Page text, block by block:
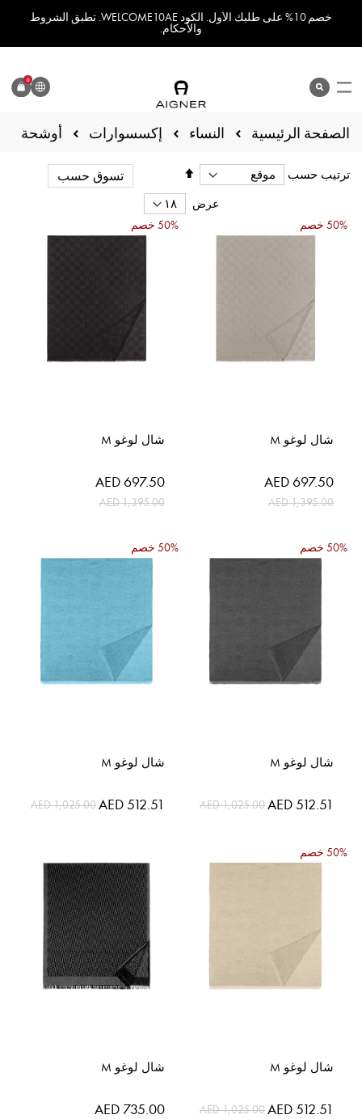
خصم 10% على طلبك الأول. الكود WELCOME10AE. تطبق الشروط
والأحكام.
search
0المنتج
اللغة
الصفحة الرئيسية النساء إكسسوارات أوشحة
ترتيب حسب
تحديد
التنازلي
عرض
50% خصم
شال لوغو M
السعر
الخاص
AED 697.50
AED 1,395.00
50% خصم
شال لوغو M
السعر
الخاص
AED 697.50
AED 1,395.00
50% خصم
شال لوغو M
السعر
الخاص
AED 512.51
AED 1,025.00
50% خصم
شال لوغو M
السعر
الخاص
AED 512.51
AED 1,025.00
50% خصم
شال لوغو M
السعر
AED 512.51
AED 1,025.00
شال لوغو M
AED 735.00
تسوق حسب